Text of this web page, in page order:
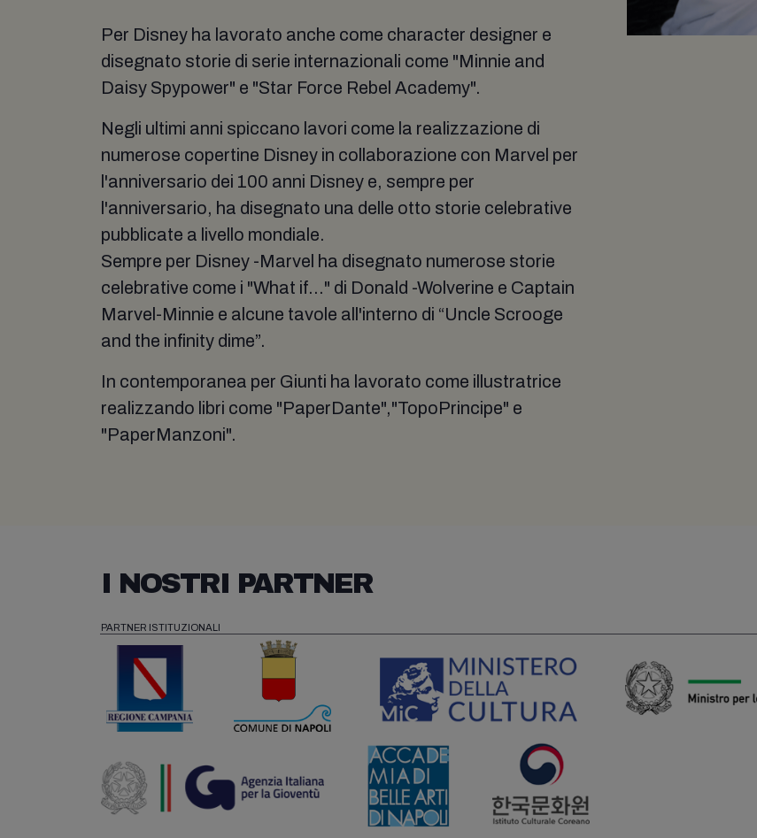
Per Disney ha lavorato anche come character designer e
disegnato storie di serie internazionali come "Minnie and
Daisy Spypower" e "Star Force Rebel Academy".
Negli ultimi anni spiccano lavori come la realizzazione di
numerose copertine Disney in collaborazione con Marvel per
l'anniversario dei 100 anni Disney e, sempre per
l'anniversario, ha disegnato una delle otto storie celebrative
pubblicate a livello mondiale.
Sempre per Disney -Marvel ha disegnato numerose storie
celebrative come i "What if..." di Donald -Wolverine e Captain
Marvel-Minnie e alcune tavole all'interno di “Uncle Scrooge
and the infinity dime”.
In contemporanea per Giunti ha lavorato come illustratrice
realizzando libri come "PaperDante","TopoPrincipe" e
"PaperManzoni".
I NOSTRI PARTNER
PARTNER ISTITUZIONALI